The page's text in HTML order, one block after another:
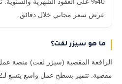
عرض سعر مجاني خلال دقائق.
ما هو سيزر لفت؟
الرافعة المقصية (سيزر لفت) منصة عمل